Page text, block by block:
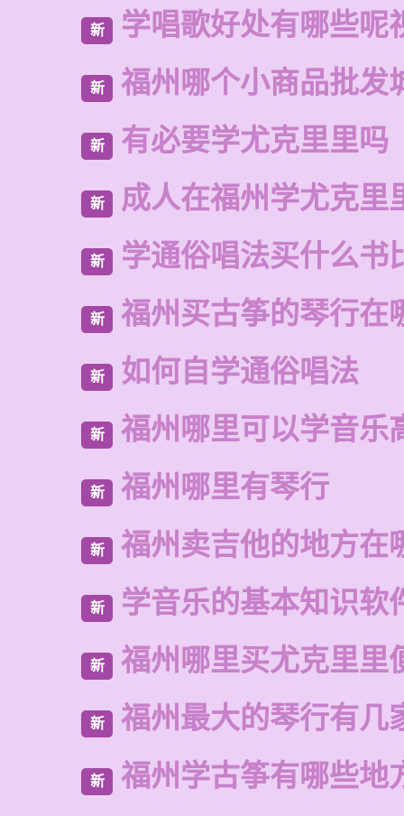
新 学唱歌好处有哪些呢
新 福州哪个小商品批发
新 有必要学尤克里里吗
新 成人在福州学尤克里
新 学通俗唱法买什么书
新 福州买古筝的琴行在
新 如何自学通俗唱法
新 福州哪里可以学音乐
新 福州哪里有琴行
新 福州卖吉他的地方在
新 学音乐的基本知识软
新 福州哪里买尤克里里
新 福州最大的琴行有几
新 福州学古筝有哪些地